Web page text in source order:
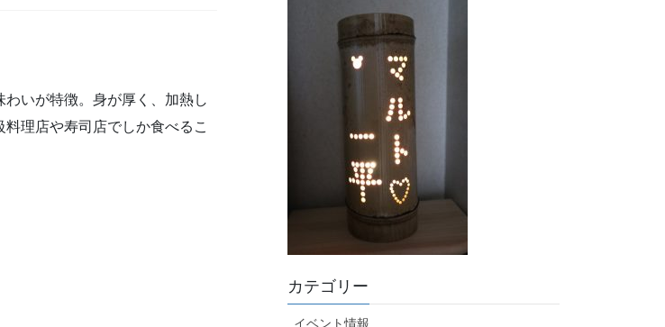
いが特徴。身が厚く、加熱し
理店や寿司店でしか食べるこ
カテゴリー
イベント情報